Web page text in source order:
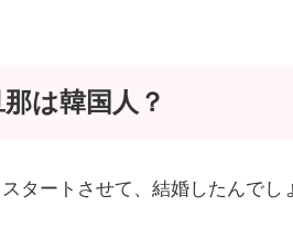
は韓国人？
タートさせて、結婚したんで